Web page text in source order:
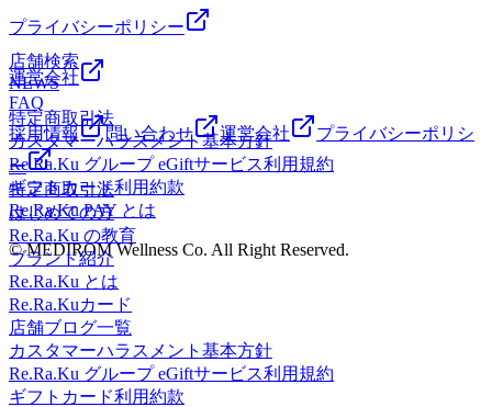
プライバシーポリシー
運営会社
特定商取引法
カスタマーハラスメント基本方針
Re.Ra.Ku グループ eGiftサービス利用規約
ギフトカード利用約款
Re.Ra.Ku PAY とは
© MEDIROM Wellness Co. All Right Reserved.
店舗検索
NEWS
FAQ
採用情報
問い合わせ 運営会社
プライバシーポリシ
ー
特定商取引法
はじめての方
Re.Ra.Ku の教育
ブランド紹介
Re.Ra.Ku とは
Re.Ra.Kuカード
店舗ブログ一覧
カスタマーハラスメント基本方針
Re.Ra.Ku グループ eGiftサービス利用規約
ギフトカード利用約款